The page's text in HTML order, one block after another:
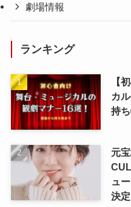
劇場情報
ランキング
【
カ
持
元
ュ
決定